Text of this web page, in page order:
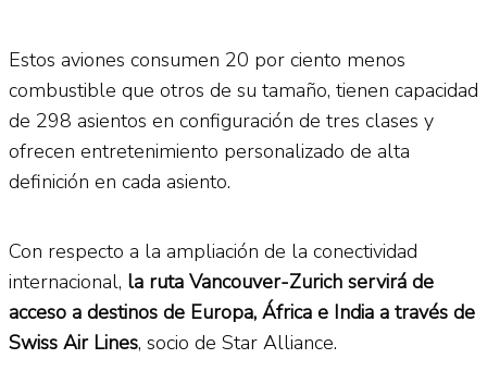
Estos aviones consumen 20 por ciento menos
combustible que otros de su tamaño, tienen capacidad
de 298 asientos en configuración de tres clases y
ofrecen entretenimiento personalizado de alta
definición en cada asiento.
Con respecto a la ampliación de la conectividad
internacional, la ruta Vancouver-Zurich servirá de
acceso a destinos de Europa, África e India a través de
Swiss Air Lines, socio de Star Alliance.